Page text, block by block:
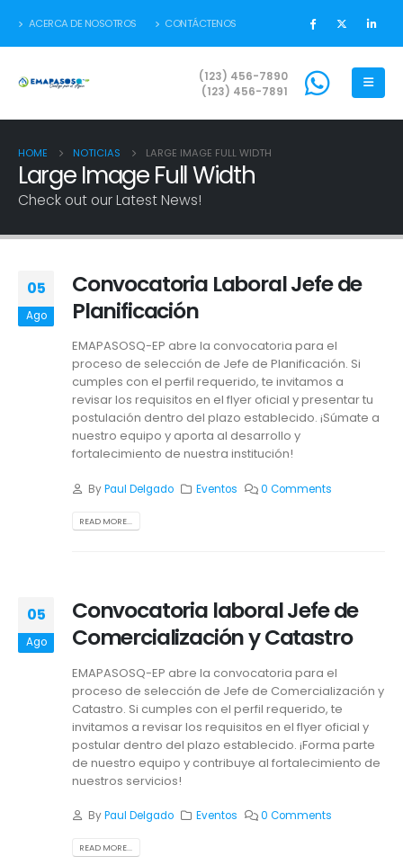
ACERCA DE NOSOTROS CONTÁCTENOS
(123) 456-7890
(123) 456-7891
HOME NOTICIAS LARGE IMAGE FULL WIDTH
Large Image Full Width
Check out our Latest News!
05
Ago
Convocatoria Laboral Jefe de
Planificación
EMAPASOSQ-EP abre la convocatoria para el
proceso de selección de Jefe de Planificación. Si
cumples con el perfil requerido, te invitamos a
revisar los requisitos en el flyer oficial y presentar tu
postulación dentro del plazo establecido. ¡Súmate a
nuestro equipo y aporta al desarrollo y
fortalecimiento de nuestra institución!
ByPaul Delgado Eventos 0 Comments
READ MORE...
05
Ago
Convocatoria laboral Jefe de
Comercialización y Catastro
EMAPASOSQ-EP abre la convocatoria para el
proceso de selección de Jefe de Comercialización y
Catastro. Si cumples con el perfil requerido, te
invitamos a revisar los requisitos en el flyer oficial y
postular dentro del plazo establecido. ¡Forma parte
de nuestro equipo y contribuye al fortalecimiento de
nuestros servicios!
ByPaul Delgado Eventos 0 Comments
READ MORE...